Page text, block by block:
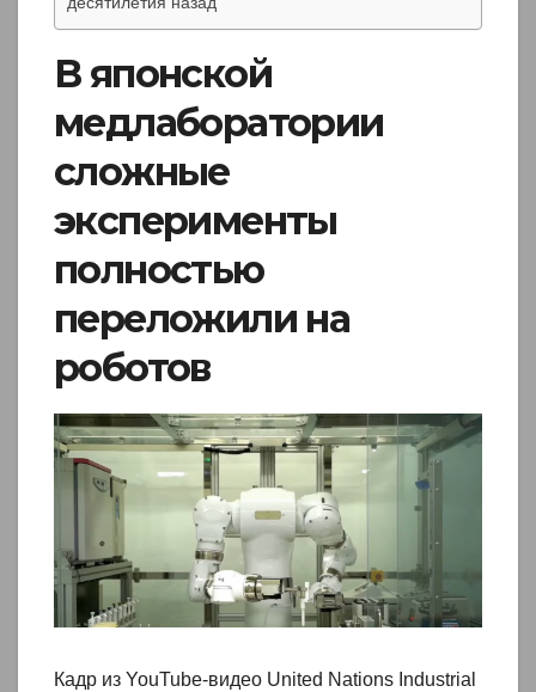
В японской
медлаборатории
сложные
эксперименты
полностью
переложили на
роботов
Кадр из YouTube-видео United Nations Industrial